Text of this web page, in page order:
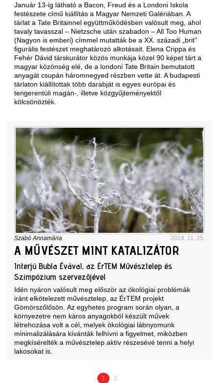
Január 13-ig látható a Bacon, Freud és a Londoni Iskola
festészete című kiállítás a Magyar Nemzeti Galériában. A
tárlat a Tate Britainnel együttműködésben valósult meg, ahol
tavaly tavasszal – Nietzsche után szabadon – All Too Human
(Nagyon is emberi) címmel mutatták be a XX. századi „brit”
figurális festészet meghatározó alkotásait. Elena Crippa és
Fehér Dávid társkurátor közös munkája közel 90 képet tárt a
magyar közönség elé, de a londoni Tate Britain bemutatott
anyagát csupán háromnegyed részben vette át. A budapesti
tárlaton kiállítottak több darabját is egyes európai és
tengerentúli magán-, illetve közgyűjteményektől
kölcsönözték.
Szabó Annamária 2018. 11. 25.
A MŰVÉSZET MINT KATALIZÁTOR
Interjú Bubla Évával, az ÉrTEM Művésztelep és
Szimpózium szervezőjével
Idén nyáron valósult meg először az ökológiai problémák
iránt elkötelezett művésztelep, az ÉrTEM projekt
Gömörszőlősön. Az egyhetes program során olyan, a
környezetre nem káros anyagokból készült művek
létrehozása volt a cél, melyek ökológiai lábnyomunk
minimalizálására kívánták felhívni a figyelmet, miközben
megkísérelték a művésztelep aktív részesévé tenni a helyi
lakosokat is.
1 2